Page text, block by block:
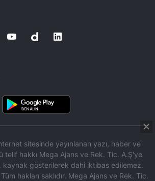
sitesinde yayınlanan yazı, haber ve
telif hakkı Mega Ajans ve Rek. Tic. A.Ş'ye
kaynak gösterilerek dahi iktibas edilemez.
hakları saklıdır. Mega Ajans ve Rek. Tic.